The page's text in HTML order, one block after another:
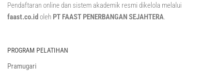
Pendaftaran online dan sistem akademik resmi dikelola melalui
faast.co.id oleh PT FAAST PENERBANGAN SEJAHTERA.
PROGRAM PELATIHAN
Pramugari